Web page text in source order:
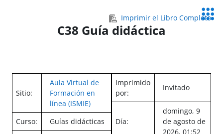
Imprimir el Libro Completo
C38 Guía didáctica
Sitio:
Aula Virtual de
Formación en
línea (ISMIE)
Curso:
Guías didácticas
Imprimido
por:
Invitado
Día:
domingo, 9
de agosto de
2026, 01:52